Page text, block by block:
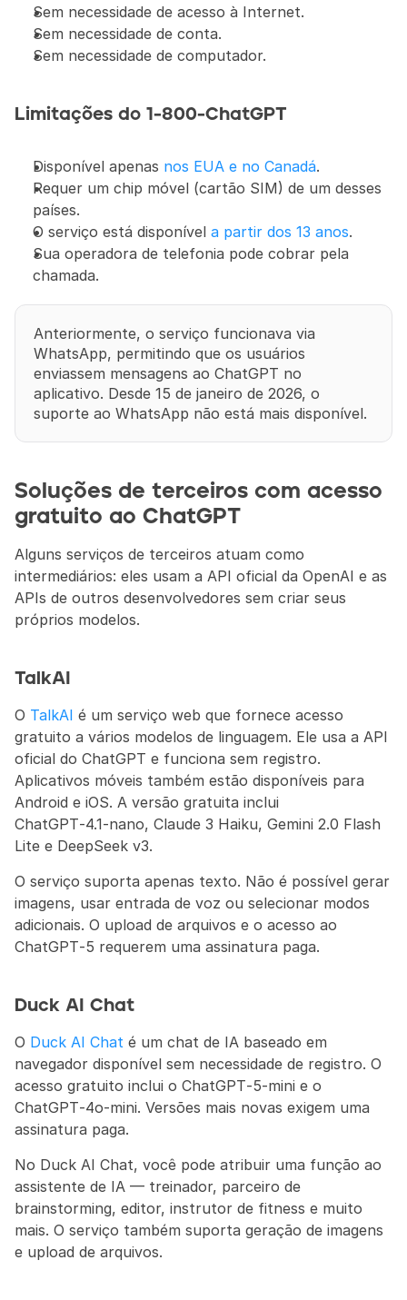
Sem necessidade de acesso à Internet.
Sem necessidade de conta.
Sem necessidade de computador.
Limitações do 1-800-ChatGPT
Disponível apenas nos EUA e no Canadá.
Requer um chip móvel (cartão SIM) de um desses
países.
O serviço está disponível a partir dos 13 anos.
Sua operadora de telefonia pode cobrar pela
chamada.
Anteriormente, o serviço funcionava via
WhatsApp, permitindo que os usuários
enviassem mensagens ao ChatGPT no
aplicativo. Desde 15 de janeiro de 2026, o
suporte ao WhatsApp não está mais disponível.
Soluções de terceiros com acesso
gratuito ao ChatGPT
Alguns serviços de terceiros atuam como
intermediários: eles usam a API oficial da OpenAI e as
APIs de outros desenvolvedores sem criar seus
próprios modelos.
TalkAI
O TalkAI é um serviço web que fornece acesso
gratuito a vários modelos de linguagem. Ele usa a API
oficial do ChatGPT e funciona sem registro.
Aplicativos móveis também estão disponíveis para
Android e iOS. A versão gratuita inclui
ChatGPT‑4.1‑nano, Claude 3 Haiku, Gemini 2.0 Flash
Lite e DeepSeek v3.
O serviço suporta apenas texto. Não é possível gerar
imagens, usar entrada de voz ou selecionar modos
adicionais. O upload de arquivos e o acesso ao
ChatGPT‑5 requerem uma assinatura paga.
Duck AI Chat
O Duck AI Chat é um chat de IA baseado em
navegador disponível sem necessidade de registro. O
acesso gratuito inclui o ChatGPT‑5‑mini e o
ChatGPT‑4o‑mini. Versões mais novas exigem uma
assinatura paga.
No Duck AI Chat, você pode atribuir uma função ao
assistente de IA — treinador, parceiro de
brainstorming, editor, instrutor de fitness e muito
mais. O serviço também suporta geração de imagens
e upload de arquivos.